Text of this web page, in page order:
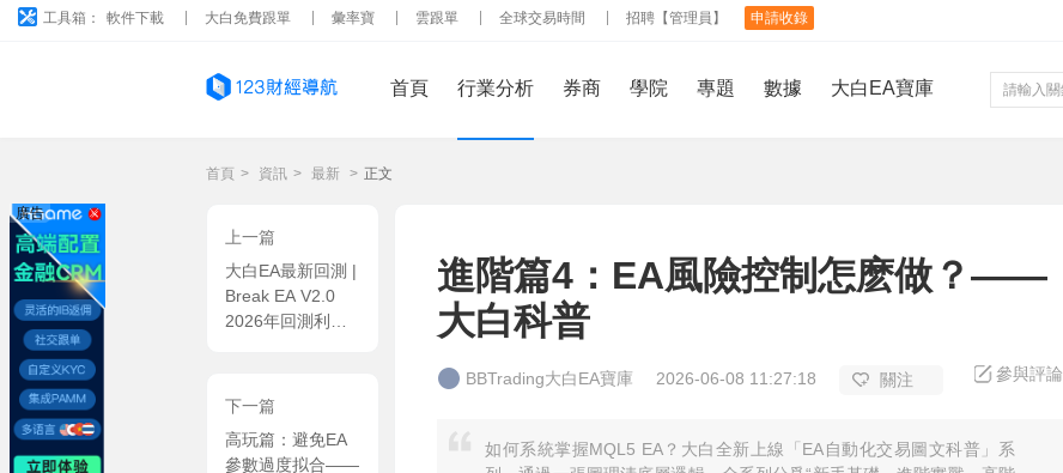
工具箱： 軟件下載 大白免費跟單 彙率寶 雲跟單 全球交易時間 招聘【管理員】 申請收錄
首頁 行業分析 券商 學院 專題 數據 大白EA寶庫
首頁 > 資訊 > 最新 > 正文
上一篇
大白EA最新回測 |
Break EA V2.0
2026年回測利潤
下一篇
高玩篇：避免EA
參數過度拟合——
進階篇4：EA風險控制怎麽做？——
大白科普
BBTrading大白EA寶庫 2026-06-08 11:27:18 關注 參與評論
如何系統掌握MQL5 EA？大白全新上線「EA自動化交易圖文科普」系
廣告